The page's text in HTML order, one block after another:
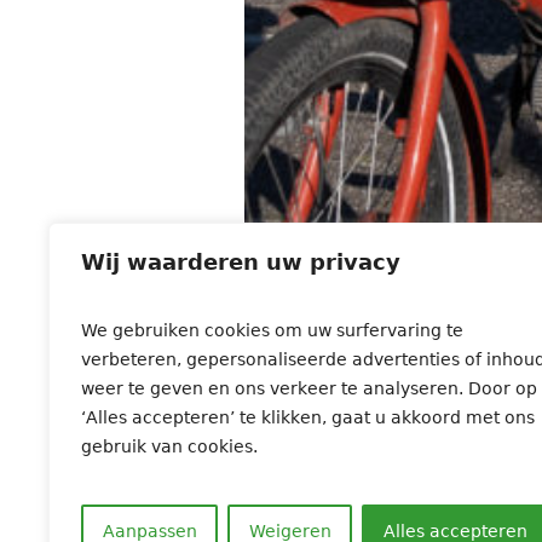
Wij waarderen uw privacy
We gebruiken cookies om uw surfervaring te
verbeteren, gepersonaliseerde advertenties of
weer te geven en ons verkeer te analyseren. Door op
‘Alles accepteren’ te klikken, gaat u akkoord met ons
gebruik van cookies.
Aanpassen Weigeren Alles accepteren
← Previous